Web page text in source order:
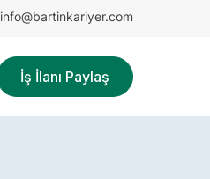
info@bartinkariyer.com
İş İlanı Paylaş